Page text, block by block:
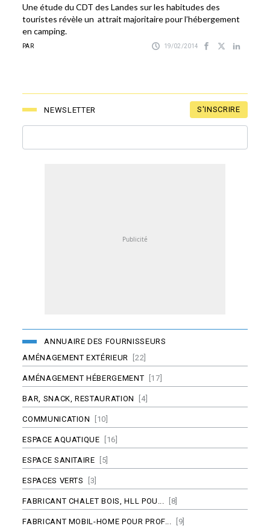
Une étude du CDT des Landes sur les habitudes des
touristes révèle un attrait majoritaire pour l’hébergement
en camping.
PAR 19/02/2014
NEWSLETTER S'INSCRIRE
ANNUAIRE DES FOURNISSEURS
AMÉNAGEMENT EXTÉRIEUR [22]
AMÉNAGEMENT HÉBERGEMENT [17]
BAR, SNACK, RESTAURATION [4]
COMMUNICATION [10]
ESPACE AQUATIQUE [16]
ESPACE SANITAIRE [5]
ESPACES VERTS [3]
FABRICANT CHALET BOIS, HLL POU... [8]
FABRICANT MOBIL-HOME POUR PROF... [9]